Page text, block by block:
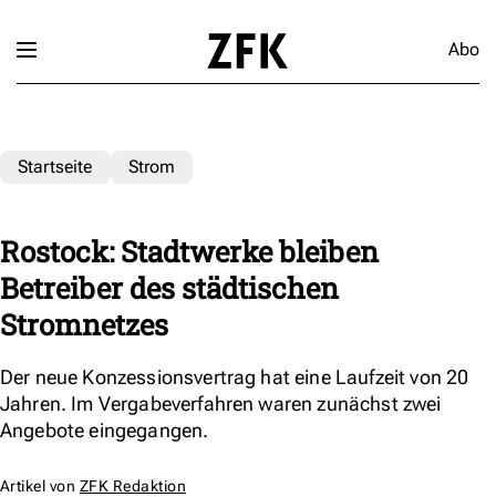
Abo
Startseite Strom
Rostock: Stadtwerke bleiben
Betreiber des städtischen
Stromnetzes
Der neue Konzessionsvertrag hat eine Laufzeit von 20
Jahren. Im Vergabeverfahren waren zunächst zwei
Angebote eingegangen.
Artikel von ZFK Redaktion